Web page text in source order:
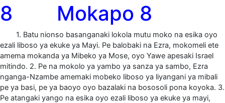
8 Mokapo 8
1. Batu nionso basanganaki lokola mutu moko na esika oyo
ezali liboso ya ekuke ya Mayi. Pe balobaki na Ezra, mokomeli ete
amema mokanda ya Mibeko ya Mose, oyo Yawe apesaki Israel
mitindo. 2. Pe na mokolo ya yambo ya sanza ya sambo, Ezra
nganga-Nzambe amemaki mobeko liboso ya liyangani ya mibali
pe ya basi, pe ya baoyo oyo bazalaki na bososoli pona koyoka. 3.
Pe atangaki yango na esika oyo ezali liboso ya ekuke ya mayi,